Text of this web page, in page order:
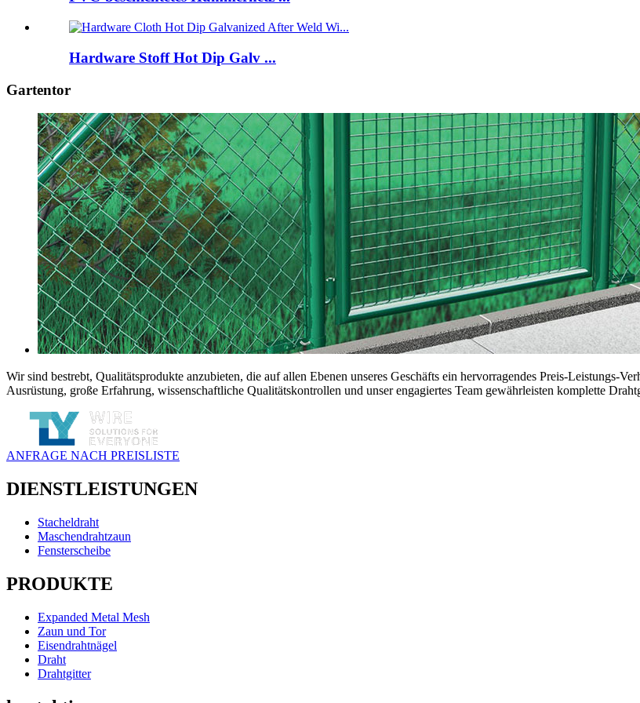
Hardware Stoff Hot Dip Galv ...
Gartentor
Wir sind bestrebt, Qualitätsprodukte anzubieten, die auf allen Ebenen unseres Geschäfts ein hervorragendes Preis-Leistungs-
Ausrüstung, große Erfahrung, wissenschaftliche Qualitätskontrollen und unser engagiertes Team gewährleisten komplette
ANFRAGE NACH PREISLISTE
DIENSTLEISTUNGEN
Stacheldraht
Maschendrahtzaun
Fensterscheibe
PRODUKTE
Expanded Metal Mesh
Zaun und Tor
Eisendrahtnägel
Draht
Drahtgitter